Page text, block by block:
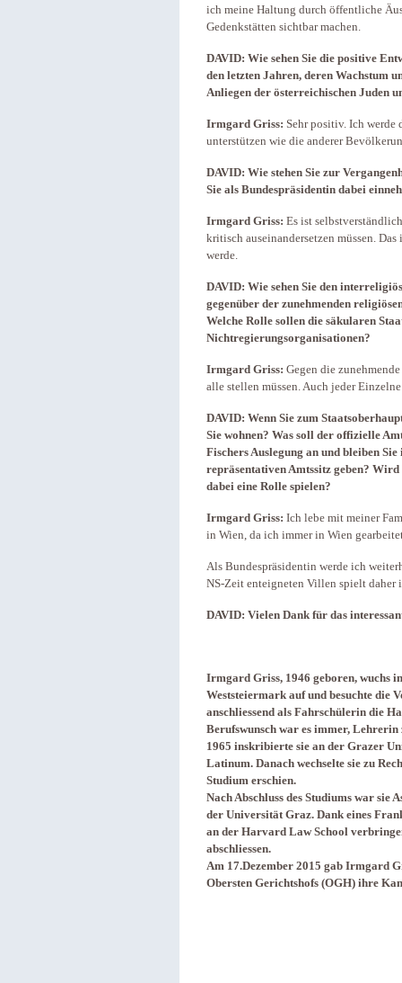
ich meine Haltung durch öffentliche
Gedenkstätten sichtbar machen.
DAVID: Wie sehen Sie die positive
den letzten Jahren, deren Wachstum
Anliegen der österreichischen Juden
Irmgard Griss: Sehr positiv. Ich werde
unterstützen wie die anderer
DAVID: Wie stehen Sie zur
Sie als Bundespräsidentin dabei
Irmgard Griss: Es ist
kritisch auseinandersetzen müssen.
werde.
DAVID: Wie sehen Sie den
gegenüber der zunehmenden
Welche Rolle sollen die säkularen
Nichtregierungsorganisationen?
Irmgard Griss: Gegen die
alle stellen müssen. Auch jeder
DAVID: Wenn Sie zum
Sie wohnen? Was soll der offizielle
Fischers Auslegung an und bleiben
repräsentativen Amtssitz geben?
dabei eine Rolle spielen?
Irmgard Griss: Ich lebe mit meiner
in Wien, da ich immer in Wien
Als Bundespräsidentin werde ich
NS-Zeit enteigneten Villen spielt daher
DAVID: Vielen Dank für das
Irmgard Griss, 1946 geboren, wuchs
Weststeiermark auf und besuchte die
anschliessend als Fahrschülerin die
Berufswunsch war es immer, Lehrerin
1965 inskribierte sie an der Grazer
Latinum. Danach wechselte sie zu
Studium erschien.
Nach Abschluss des Studiums war
der Universität Graz. Dank eines
an der Harvard Law School
abschliessen.
Am 17.Dezember 2015 gab Irmgard
Obersten Gerichtshofs (OGH) ihre